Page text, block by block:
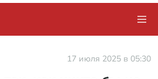
17 июля 2025 в 05:30